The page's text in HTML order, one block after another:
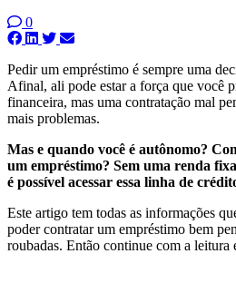
0
Pedir um empréstimo é sempre uma
Afinal, ali pode estar a força que você
financeira, mas uma contratação mal
mais problemas.
Mas e quando você é autônomo?
um empréstimo? Sem uma renda
é possível acessar essa linha de
Este artigo tem todas as informações
poder contratar um empréstimo bem
roubadas. Então continue com a leitura